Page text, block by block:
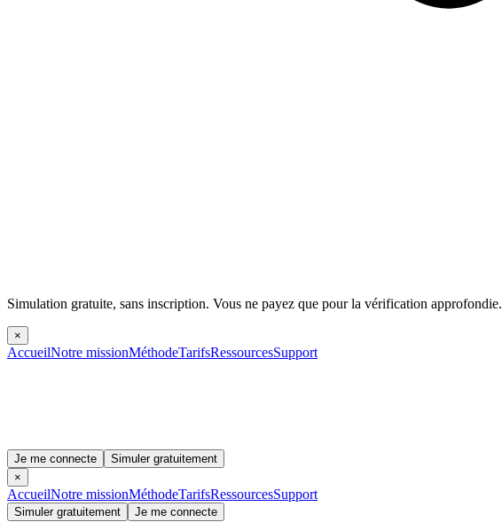
Simulation gratuite, sans inscription. Vous ne payez que pour la vérification approfondie.
×
AccueilNotre missionMéthodeTarifsRessourcesSupport
Je me connecte
Simuler gratuitement
×
AccueilNotre missionMéthodeTarifsRessourcesSupport
Simuler gratuitement Je me connecte